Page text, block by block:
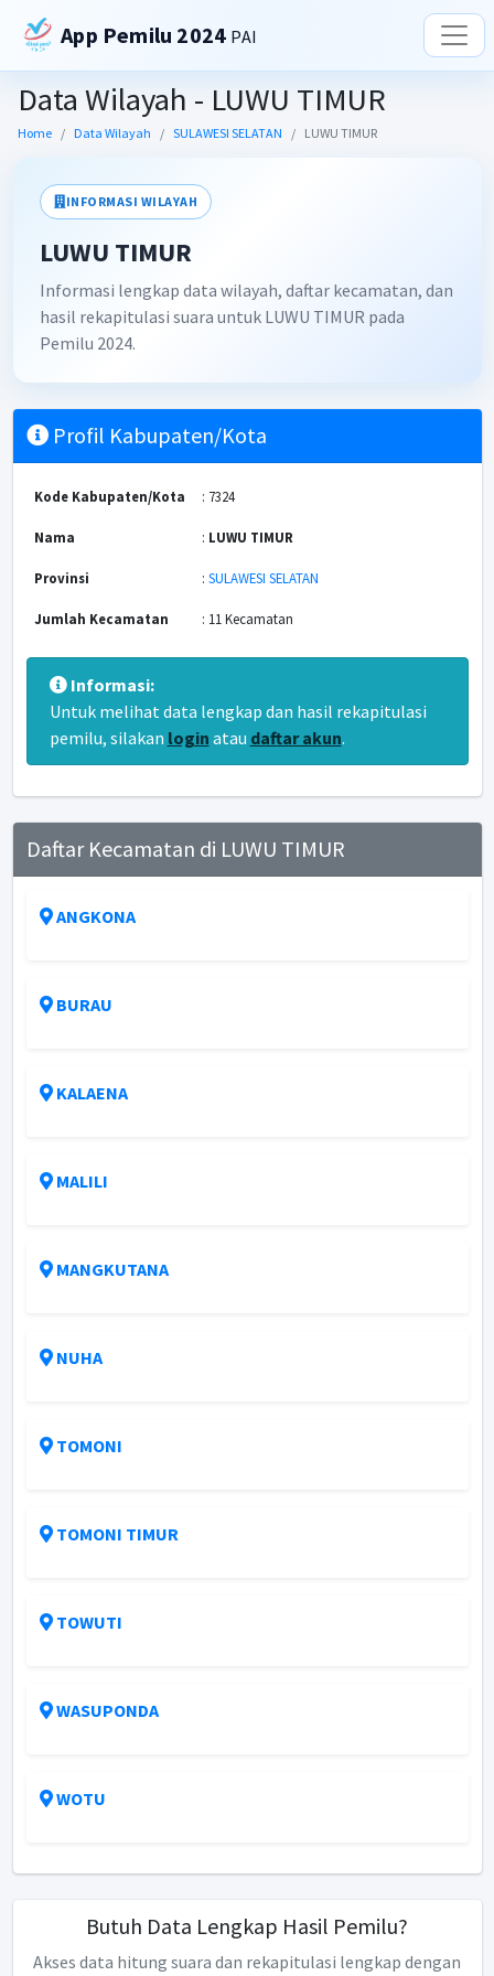
App Pemilu 2024 PAI
Data Wilayah - LUWU TIMUR
Home Data Wilayah SULAWESI SELATAN LUWU TIMUR
INFORMASI WILAYAH
LUWU TIMUR
Informasi lengkap data wilayah, daftar kecamatan, dan
hasil rekapitulasi suara untuk LUWU TIMUR pada
Pemilu 2024.
Profil Kabupaten/Kota
Kode Kabupaten/Kota : 7324
Nama : LUWU TIMUR
Provinsi : SULAWESI SELATAN
Jumlah Kecamatan : 11 Kecamatan
Informasi:
Untuk melihat data lengkap dan hasil rekapitulasi
pemilu, silakan login atau daftar akun.
Daftar Kecamatan di LUWU TIMUR
ANGKONA
BURAU
KALAENA
MALILI
MANGKUTANA
NUHA
TOMONI
TOMONI TIMUR
TOWUTI
WASUPONDA
WOTU
Butuh Data Lengkap Hasil Pemilu?
Akses data hitung suara dan rekapitulasi lengkap dengan